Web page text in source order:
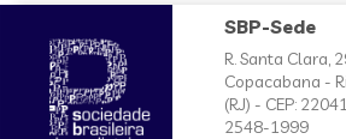
SBP-Sede
R. Santa Clara,
Copacabana -
(RJ) - CEP:
2548-1999